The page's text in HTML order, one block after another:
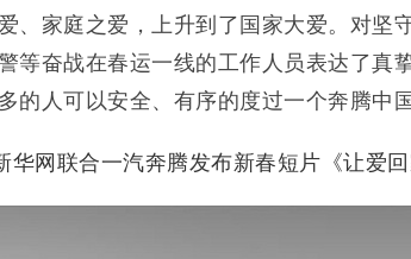
、家庭之爱，上升到了国家大爱。对坚
等奋战在春运一线的工作人员表达了真
的人可以安全、有序的度过一个奔腾中国